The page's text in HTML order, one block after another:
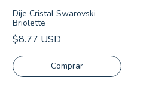
Dije Cristal Swarovski
Briolette
$8.77 USD